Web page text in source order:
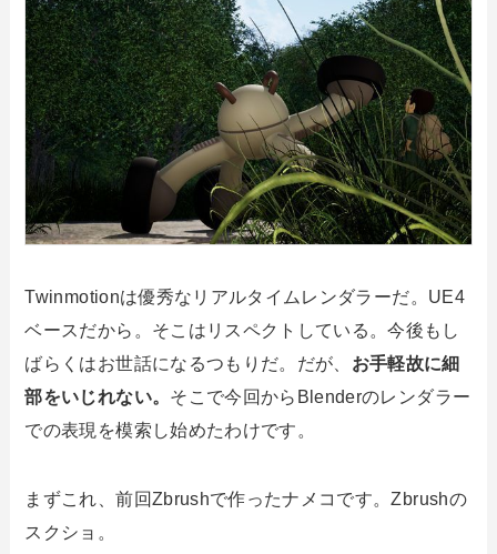
Twinmotionは優秀なリアルタイムレンダラーだ。UE4
ベースだから。そこはリスペクトしている。今後もし
ばらくはお世話になるつもりだ。だが、 お手軽故に細
部をいじれない。 そこで今回からBlenderのレンダラー
での表現を模索し始めたわけです。
まずこれ、前回Zbrushで作ったナメコです。Zbrushの
スクショ。